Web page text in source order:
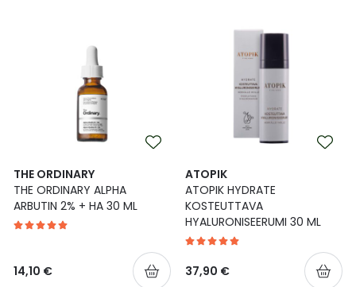
THE ORDINARY
THE ORDINARY ALPHA
ARBUTIN 2% + HA 30 ML
14,10 €
ATOPIK
ATOPIK HYDRATE
KOSTEUTTAVA
HYALURONISEERUMI 30 ML
37,90 €